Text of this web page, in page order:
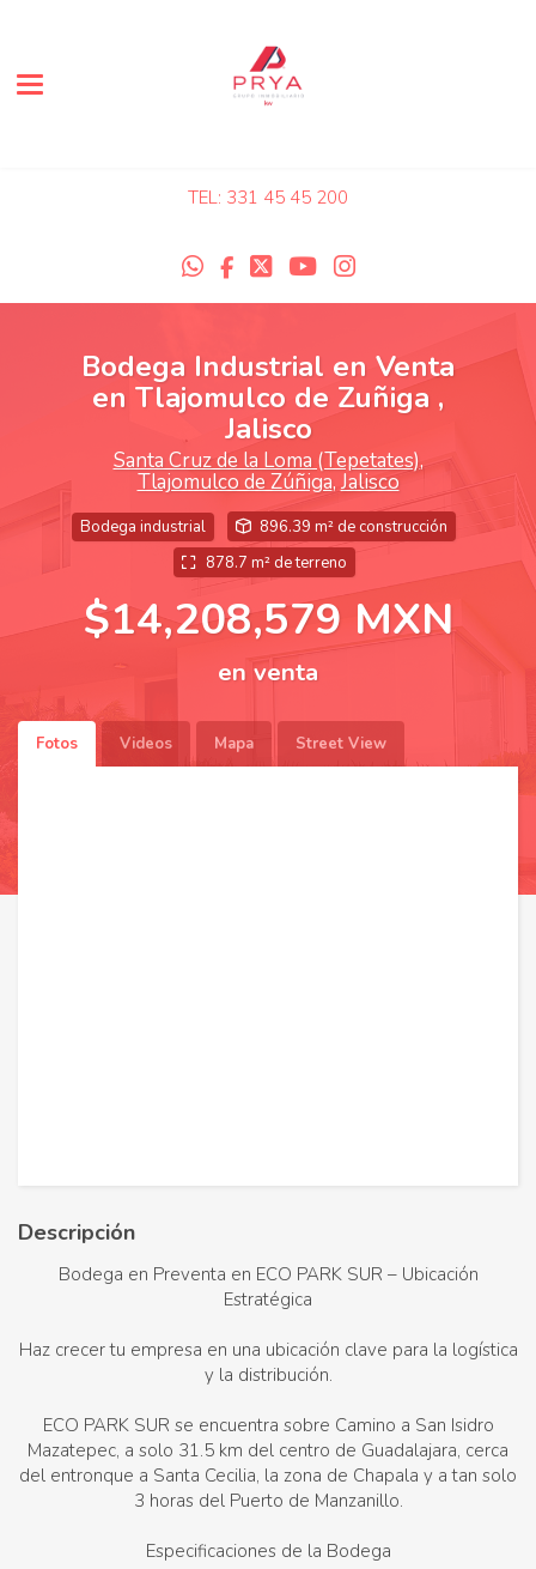
Toggle navigation
TEL: 331 45 45 200
Bodega Industrial en Venta
en Tlajomulco de Zuñiga ,
Jalisco
Santa Cruz de la Loma (Tepetates),
Tlajomulco de Zúñiga, Jalisco
Bodega industrial
896.39 m² de construcción
878.7 m² de terreno
$14,208,579 MXN
en venta
Fotos Videos Mapa Street View
Descripción
Bodega en Preventa en ECO PARK SUR – Ubicación
Estratégica
Haz crecer tu empresa en una ubicación clave para la logística
y la distribución.
ECO PARK SUR se encuentra sobre Camino a San Isidro
Mazatepec, a solo 31.5 km del centro de Guadalajara, cerca
del entronque a Santa Cecilia, la zona de Chapala y a tan solo
3 horas del Puerto de Manzanillo.
Especificaciones de la Bodega